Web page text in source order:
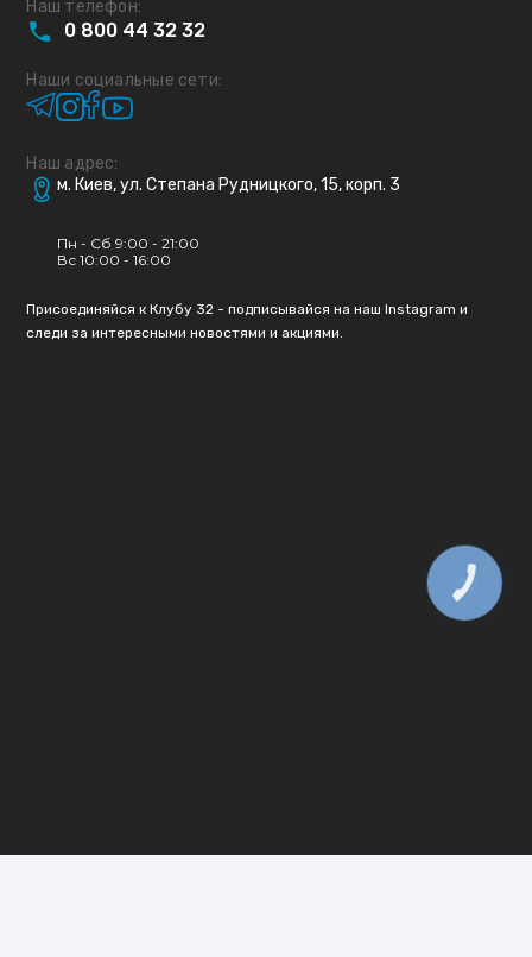
Наш телефон:
0 800 44 32 32
Наши социальные сети:
Наш адрес:
м. Киев, ул. Степана Рудницкого, 15, корп. 3
Пн - Сб 9:00 - 21:00
Вс 10:00 - 16:00
Присоединяйся к Клубу 32 - подписывайся на наш Instagram и
следи за интересными новостями и акциями.
КНОПКА
ЗВ'ЯЗКУ